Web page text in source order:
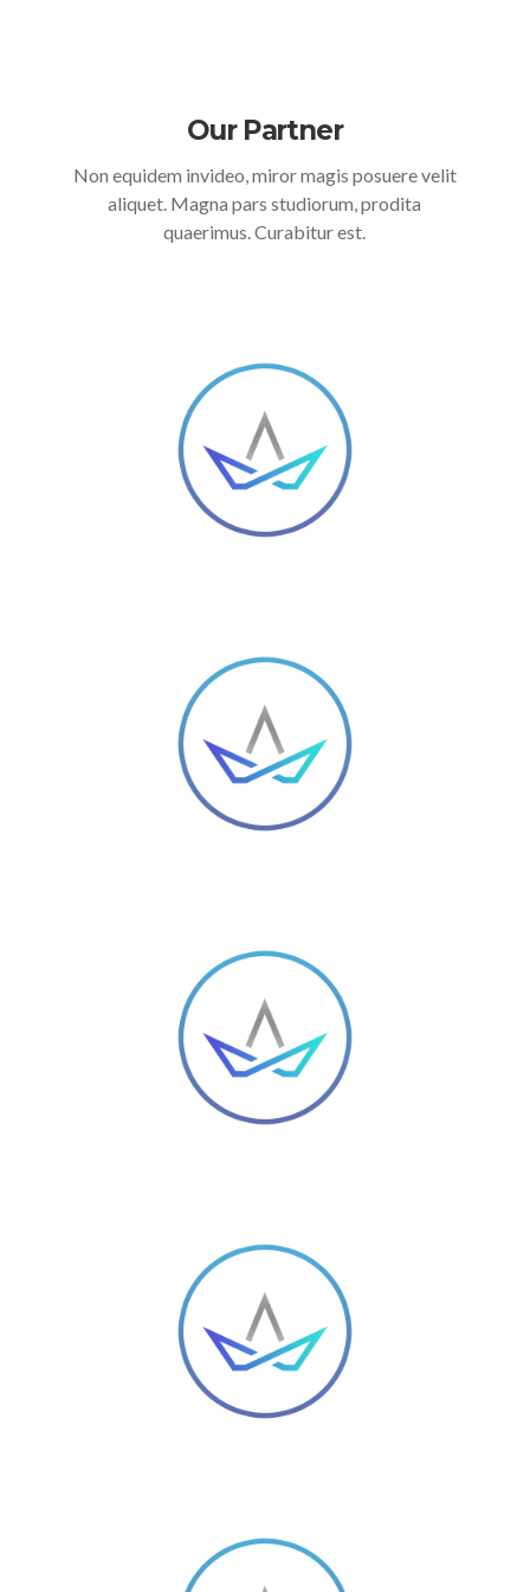
Our Partner
Non equidem invideo, miror magis posuere velit
aliquet. Magna pars studiorum, prodita
quaerimus. Curabitur est.